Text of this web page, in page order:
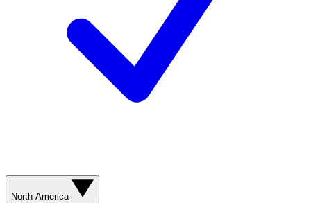
North America